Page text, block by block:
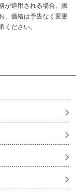
が適用される場合、販
、価格は予告なく変更
ださい。